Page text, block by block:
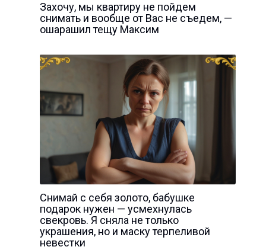
Захочу, мы квартиру не пойдем
снимать и вообще от Вас не съедем, —
ошарашил тещу Максим
Снимай с себя золото, бабушке
подарок нужен — усмехнулась
свекровь. Я сняла не только
украшения, но и маску терпеливой
невестки